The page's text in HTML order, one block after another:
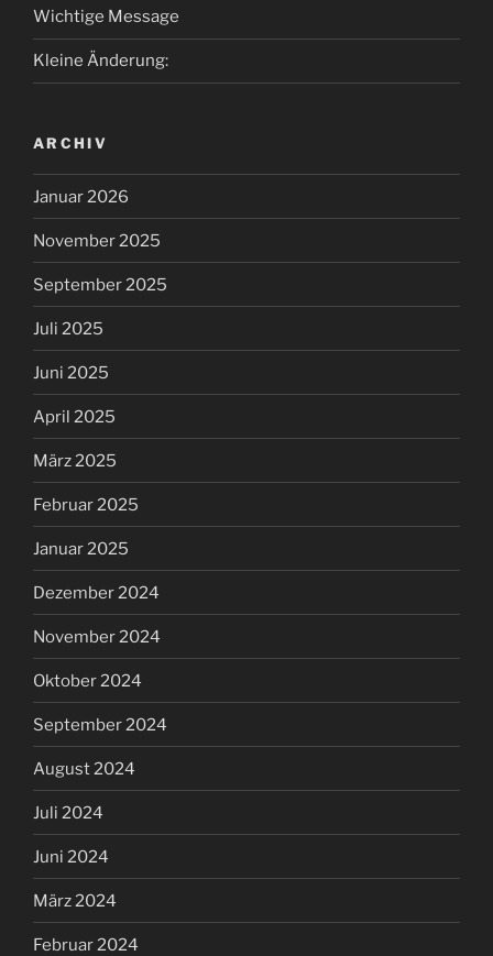
Wichtige Message
Kleine Änderung:
ARCHIV
Januar 2026
November 2025
September 2025
Juli 2025
Juni 2025
April 2025
März 2025
Februar 2025
Januar 2025
Dezember 2024
November 2024
Oktober 2024
September 2024
August 2024
Juli 2024
Juni 2024
März 2024
Februar 2024